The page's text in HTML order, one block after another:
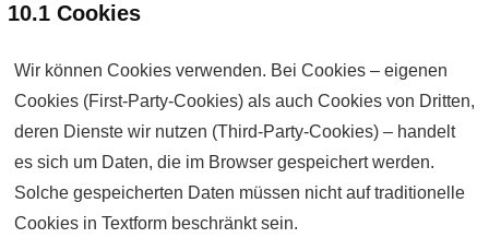
10.1 Cookies
Wir können Cookies verwenden. Bei Cookies – eigenen
Cookies (First-Party-Cookies) als auch Cookies von Dritten,
deren Dienste wir nutzen (Third-Party-Cookies) – handelt
es sich um Daten, die im Browser gespeichert werden.
Solche gespeicherten Daten müssen nicht auf traditionelle
Cookies in Textform beschränkt sein.